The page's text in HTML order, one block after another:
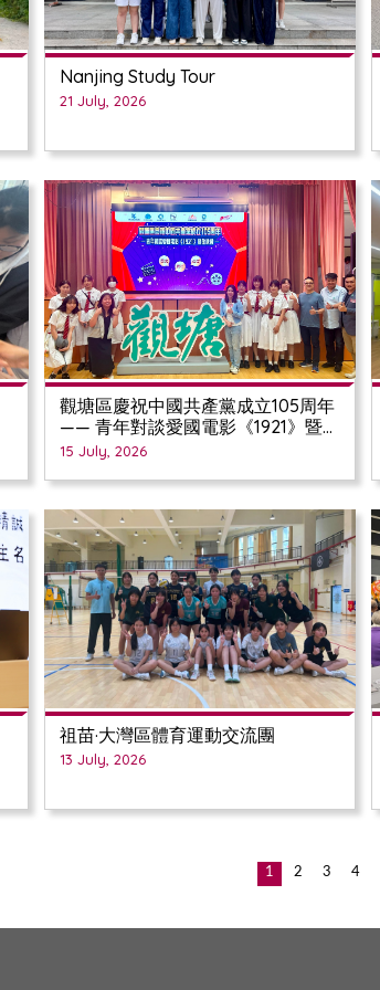
Nanjing Study Tour
21 July, 2026
觀塘區慶祝中國共產黨成立105周年
—— 青年對談愛國電影《1921》暨放
映會
15 July, 2026
祖苗·大灣區體育運動交流團
13 July, 2026
1 2 3 4